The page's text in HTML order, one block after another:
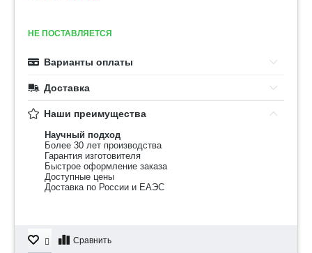
НЕ ПОСТАВЛЯЕТСЯ
Варианты оплаты
Доставка
Наши преимущества
Научный подход
Более 30 лет производства
Гарантия изготовителя
Быстрое оформление заказа
Доступные цены
Доставка по России и ЕАЭС
Сравнить